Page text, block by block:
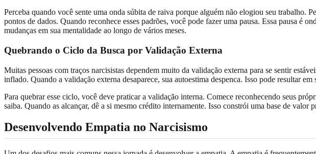
Perceba quando você sente uma onda súbita de raiva porque alguém não elogiou seu trabalho.
pontos de dados. Quando reconhece esses padrões, você pode fazer uma pausa. Essa pausa é
mudanças em sua mentalidade ao longo de vários meses.
Quebrando o Ciclo da Busca por Validação Externa
Muitas pessoas com traços narcisistas dependem muito da validação externa para se sentir
inflado. Quando a validação externa desaparece, sua autoestima despenca. Isso pode resultar
Para quebrar esse ciclo, você deve praticar a validação interna. Comece reconhecendo seus
saiba. Quando as alcançar, dê a si mesmo crédito internamente. Isso constrói uma base de
Desenvolvendo Empatia no Narcisismo